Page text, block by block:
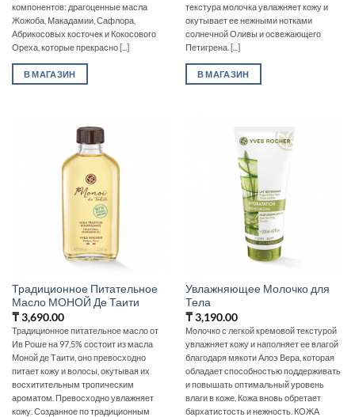
компонентов: драгоценные масла
Жожоба, Макадамии, Сафлора,
Абрикосовых косточек и Кокосового
Ореха, которые прекрасно [...]
В МАГАЗИН
текстура молочка увлажняет кожу и
окутывает ее нежными нотками
солнечной Оливы и освежающего
Петигрена. [...]
В МАГАЗИН
Традиционное Питательное
Масло МОНОЙ Де Таити
₸3,690.00
Традиционное питательное масло от
Ив Роше на 97,5% состоит из масла
Моной де Таити, оно превосходно
питает кожу и волосы, окутывая их
восхитительным тропическим
ароматом. Превосходно увлажняет
кожу. Созданное по традиционным
Увлажняющее Молочко для
Тела
₸3,190.00
Молочко с легкой кремовой текстурой
увлажняет кожу и наполняет ее влагой
благодаря мякоти Алоэ Вера, которая
обладает способностью поддерживать
и повышать оптимальный уровень
влаги в коже. Кожа вновь обретает
бархатистость и нежность. КОЖА